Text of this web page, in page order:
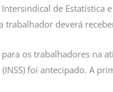
de Estatística
trabalhador deverá
para os trabalhadores na
foi antecipado. A